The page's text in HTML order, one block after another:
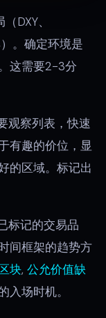
DXY、
。确定环境是
这需要2-3分
观察列表，快速
有趣的价位，显
的区域。标记出
标记的交易品
间框架的趋势方
块, 公允价值缺
入场时机。